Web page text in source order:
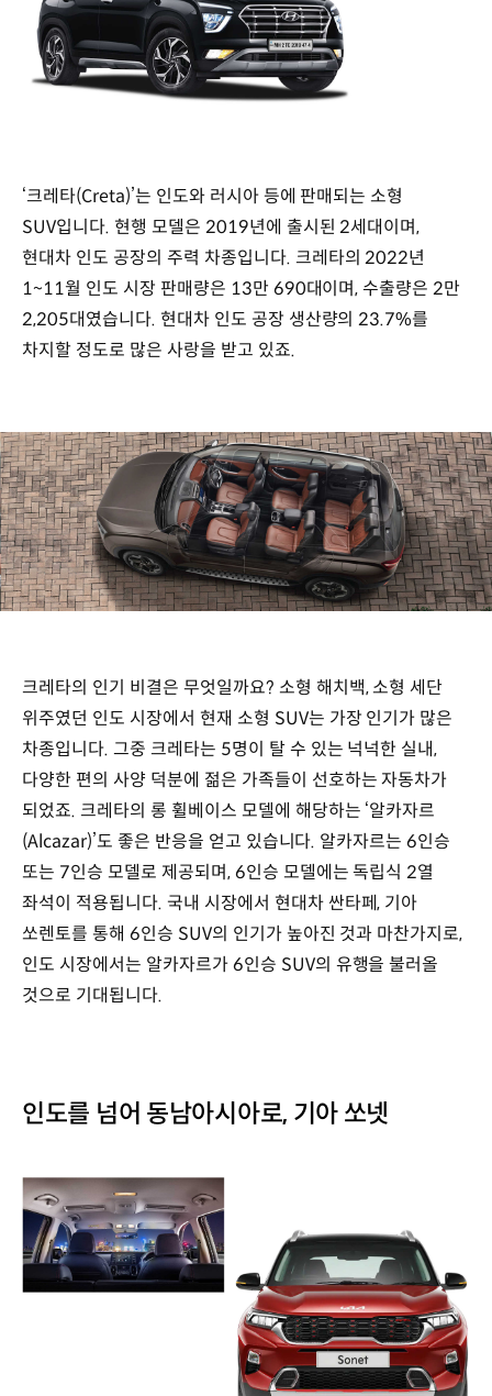
‘크레타(Creta)’는 인도와 러시아 등에 판매되는 소형
SUV입니다. 현행 모델은 2019년에 출시된 2세대이며,
현대차 인도 공장의 주력 차종입니다. 크레타의 2022년
1~11월 인도 시장 판매량은 13만 690대이며, 수출량은 2만
2,205대였습니다. 현대차 인도 공장 생산량의 23.7%를
차지할 정도로 많은 사랑을 받고 있죠.
크레타의 인기 비결은 무엇일까요? 소형 해치백, 소형 세단
위주였던 인도 시장에서 현재 소형 SUV는 가장 인기가 많은
차종입니다. 그중 크레타는 5명이 탈 수 있는 넉넉한 실내,
다양한 편의 사양 덕분에 젊은 가족들이 선호하는 자동차가
되었죠. 크레타의 롱 휠베이스 모델에 해당하는 ‘알카자르
(Alcazar)’도 좋은 반응을 얻고 있습니다. 알카자르는 6인승
또는 7인승 모델로 제공되며, 6인승 모델에는 독립식 2열
좌석이 적용됩니다. 국내 시장에서 현대차 싼타페, 기아
쏘렌토를 통해 6인승 SUV의 인기가 높아진 것과 마찬가지로,
인도 시장에서는 알카자르가 6인승 SUV의 유행을 불러올
것으로 기대됩니다.
인도를 넘어 동남아시아로, 기아 쏘넷